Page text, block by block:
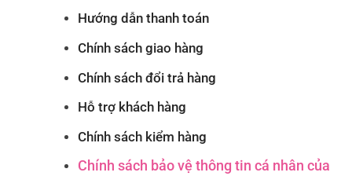
Hướng dẫn thanh toán
Chính sách giao hàng
Chính sách đổi trả hàng
Hỗ trợ khách hàng
Chính sách kiểm hàng
Chính sách bảo vệ thông tin cá nhân của